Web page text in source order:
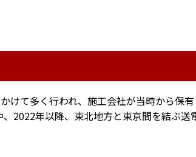
けて多く行われ、施工会社が当時から保
2022年以降、東北地方と東京間を結ぶ送